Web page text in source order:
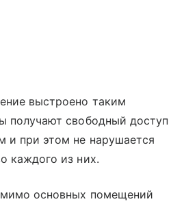
выстроено таким
получают свободный доступ
и при этом не нарушается
каждого из них.
основных помещений